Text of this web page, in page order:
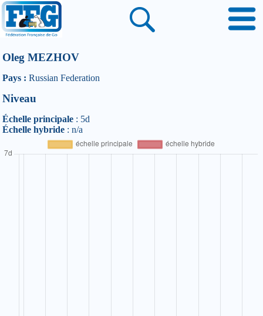
Oleg MEZHOV
Pays : Russian Federation
Niveau
Échelle principale : 5d
Échelle hybride : n/a